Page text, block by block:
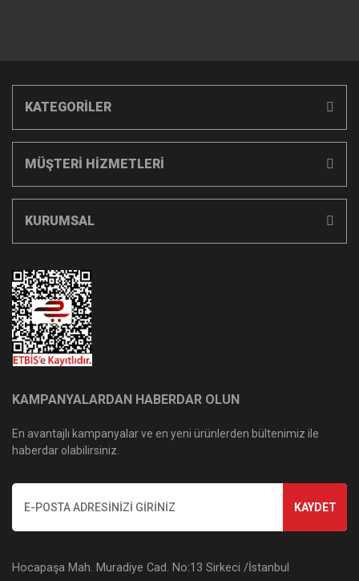
KATEGORİLER
MÜŞTERİ HİZMETLERİ
KURUMSAL
KAMPANYALARDAN HABERDAR OLUN
En avantajlı kampanyalar ve en yeni ürünlerden bültenimiz ile
haberdar olabilirsiniz.
KAYDET
Hocapaşa Mah. Muradiye Cad. No:13 Sirkeci /İstanbul